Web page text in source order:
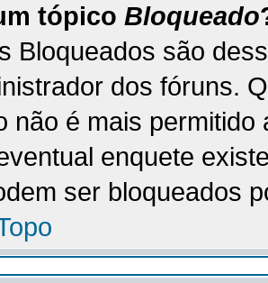
tópico Bloqueado
Bloqueados são
dos fóruns.
não é mais
enquete
ser bloqueados